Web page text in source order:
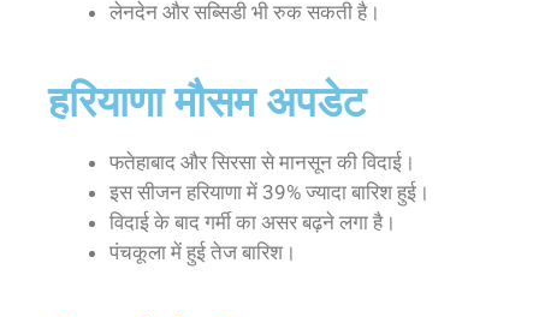
लेनदेन और सब्सिडी भी रुक सकती है।
हरियाणा मौसम अपडेट
फतेहाबाद और सिरसा से मानसून की विदाई।
इस सीजन हरियाणा में 39% ज्यादा बारिश हुई।
विदाई के बाद गर्मी का असर बढ़ने लगा है।
पंचकूला में हुई तेज बारिश।